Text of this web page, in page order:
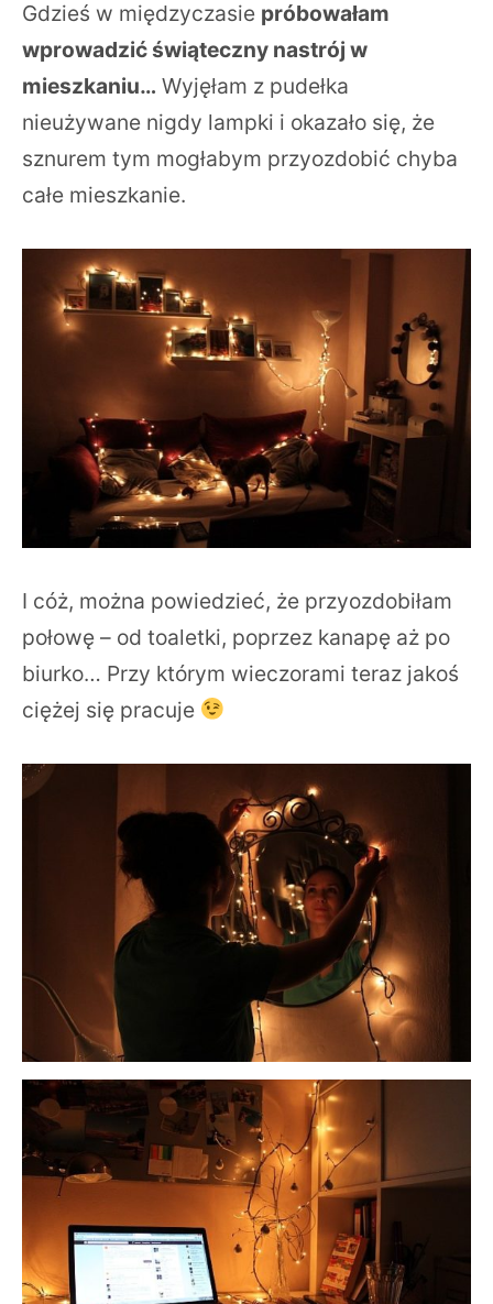
Gdzieś w międzyczasie próbowałam
wprowadzić świąteczny nastrój w
mieszkaniu… Wyjęłam z pudełka
nieużywane nigdy lampki i okazało się, że
sznurem tym mogłabym przyozdobić chyba
całe mieszkanie.
I cóż, można powiedzieć, że przyozdobiłam
połowę – od toaletki, poprzez kanapę aż po
biurko… Przy którym wieczorami teraz jakoś
ciężej się pracuje